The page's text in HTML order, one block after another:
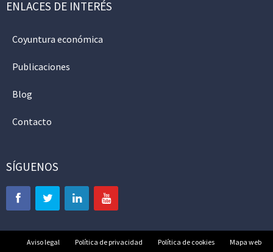
ENLACES DE INTERÉS
Coyuntura económica
Publicaciones
Blog
Contacto
SÍGUENOS
Aviso legal Política de privacidad Política de cookies Mapa web